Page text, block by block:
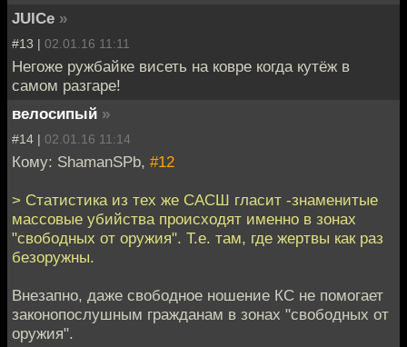
JUICe »
#13 | 02.01.16 11:11
Негоже ружбайке висеть на ковре когда кутёж в
самом разгаре!
велосипый »
#14 | 02.01.16 11:14
Кому: ShamanSPb, #12
> Статистика из тех же САСШ гласит -знаменитые
массовые убийства происходят именно в зонах
"свободных от оружия". Т.е. там, где жертвы как раз
безоружны.
Внезапно, даже свободное ношение КС не помогает
законопослушным гражданам в зонах "свободных от
оружия".